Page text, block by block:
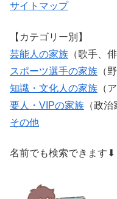
サイトマップ
【カテゴリー別】
芸能人の家族 （歌手、
スポーツ選手の家族 （
知識・文化人の家族 （
要人・VIPの家族 （政
その他
名前でも検索できます